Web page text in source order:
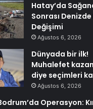
Hatay’da
Sonrası Denizde
Değişimi
Ağustos 6, 2026
Dünyada bir ilk!
Muhalefet
diye seçimleri
Ağustos 6, 2026
Operasyon: